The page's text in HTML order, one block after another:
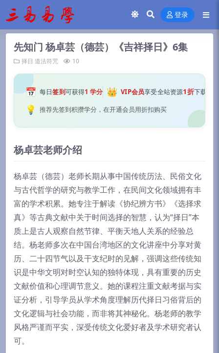
登录
先知门 杨卓芸（德芸）《吉祥择日》6集
择日 道法符咒 10
📅 每日签到可获得1 学分 👑 VIP会员享受全站资源1折下载
💡 推荐先签到积攒学分，在开通会员用折扣购买
杨卓芸老师介绍
杨卓芸（德芸）老师长期从事中国传统历法、民俗文化
与古代哲学的研究与教学工作，在民间文化领域拥有丰
富的学术积累。她专注于解读《协纪辨方书》《选择求
真》等古典文献中关于时间选择的智慧，认为“择日”本
质上是古人观察自然节律、平衡天地人关系的经验总
结。杨老师多次在中国台湾地区的文化讲座中分享对黄
历、二十四节气以及干支纪时的见解，强调这些传统知
识是中华文明对时空认知的独特体现，具有重要的历史
文献价值和心理调节意义。她的课程注重文献考据与实
证分析，引导学员从学术角度理解历代择日习俗背后的
文化逻辑与社会功能，而非将其神秘化。杨老师的教学
风格严谨而平实，深受传统文化爱好者及学术研究者认
可。